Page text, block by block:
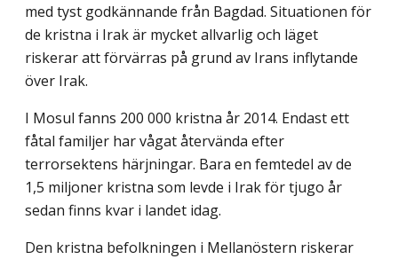
med tyst godkännande från Bagdad. Situationen för
de kristna i Irak är mycket allvarlig och läget
riskerar att förvärras på grund av Irans inflytande
över Irak.
I Mosul fanns 200 000 kristna år 2014. Endast ett
fåtal familjer har vågat återvända efter
terrorsektens härjningar. Bara en femtedel av de
1,5 miljoner kristna som levde i Irak för tjugo år
sedan finns kvar i landet idag.
Den kristna befolkningen i Mellanöstern riskerar